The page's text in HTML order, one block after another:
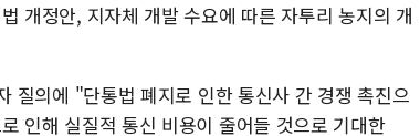
개정안, 지자체 개발 수요에 따른 자투리 농지의 개
질의에 "단통법 폐지로 인한 통신사 간 경쟁 촉진으
인해 실질적 통신 비용이 줄어들 것으로 기대한